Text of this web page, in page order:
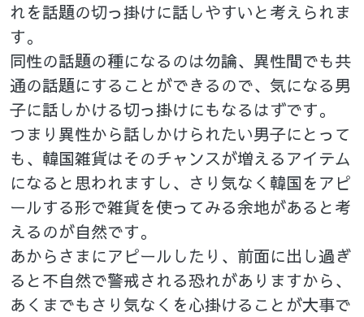
れを話題の切っ掛けに話しやすいと考えられま
す。
同性の話題の種になるのは勿論、異性間でも共
通の話題にすることができるので、気になる男
子に話しかける切っ掛けにもなるはずです。
つまり異性から話しかけられたい男子にとって
も、韓国雑貨はそのチャンスが増えるアイテム
になると思われますし、さり気なく韓国をアピ
ールする形で雑貨を使ってみる余地があると考
えるのが自然です。
あからさまにアピールしたり、前面に出し過ぎ
ると不自然で警戒される恐れがありますから、
あくまでもさり気なくを心掛けることが大事で